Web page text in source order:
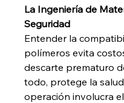
La Ingeniería de
Seguridad
Entender la
polímeros evita
descarte prematuro
todo, protege la
operación involucra